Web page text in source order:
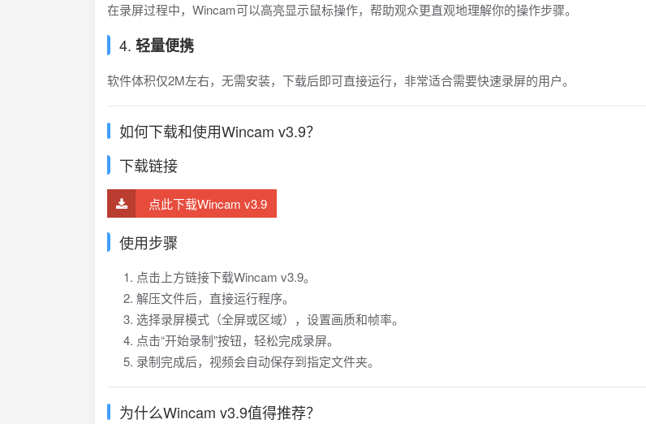
在录屏过程中，Wincam可以高亮显示鼠标操作，帮助观众更直观地理解你的操作步骤。
4. 轻量便携
软件体积仅2M左右，无需安装，下载后即可直接运行，非常适合需要快速录屏的用户。
如何下载和使用Wincam v3.9？
下载链接
点此下载Wincam v3.9
使用步骤
点击上方链接下载Wincam v3.9。
解压文件后，直接运行程序。
选择录屏模式（全屏或区域），设置画质和帧率。
点击“开始录制”按钮，轻松完成录屏。
录制完成后，视频会自动保存到指定文件夹。
为什么Wincam v3.9值得推荐？